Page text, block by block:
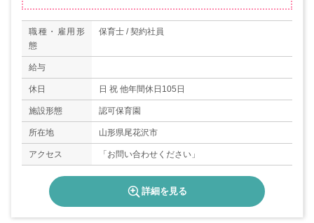
職種・雇用形
態
保育士 / 契約社員
給与
休日 日 祝 他年間休日105日
施設形態 認可保育園
所在地 山形県尾花沢市
アクセス 「お問い合わせください」
詳細を見る